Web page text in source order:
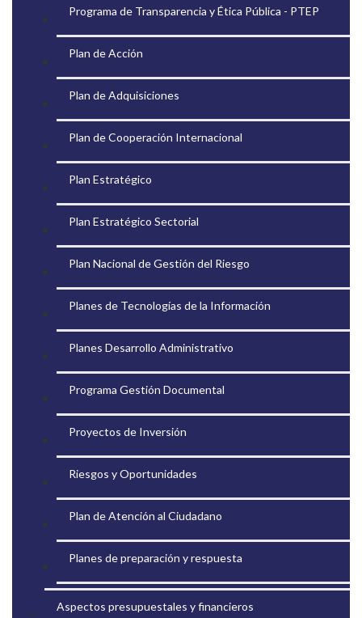
Programa de Transparencia y Ética Pública - PTEP
Plan de Acción
Plan de Adquisiciones
Plan de Cooperación Internacional
Plan Estratégico
Plan Estratégico Sectorial
Plan Nacional de Gestión del Riesgo
Planes de Tecnologías de la Información
Planes Desarrollo Administrativo
Programa Gestión Documental
Proyectos de Inversión
Riesgos y Oportunidades
Plan de Atención al Ciudadano
Planes de preparación y respuesta
Aspectos presupuestales y financieros